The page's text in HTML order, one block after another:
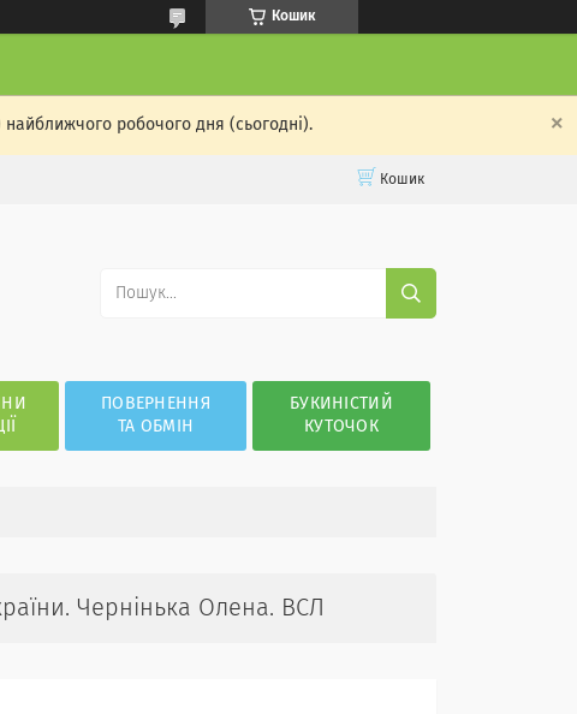
Кошик
робочого дня (сьогодні).
Кошик
ПОВЕРНЕННЯ
ТА ОБМІН
БУКИНІСТИЙ
КУТОЧОК
Чернінька Олена. ВСЛ